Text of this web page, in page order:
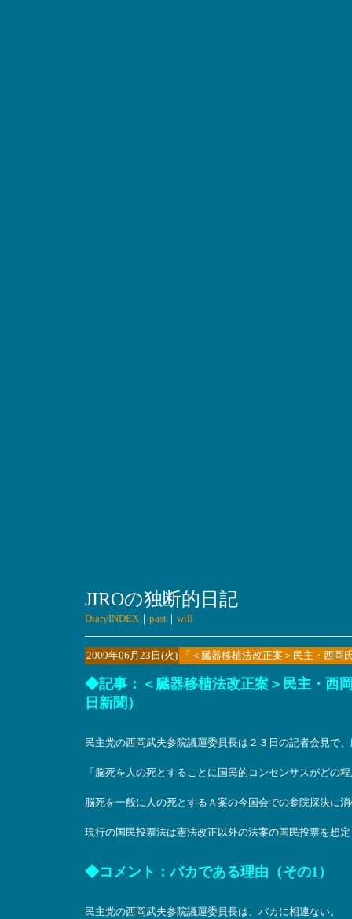
JIROの独断的日記
DiaryINDEX｜ past｜ will
2009年06月23日(火) 「＜臓器移植法改正案＞民主・西
◆記事：＜臓器移植法改正案＞民主・西
日新聞）
民主党の西岡武夫参院議運委員長は２３日の記者会見で
「脳死を人の死とすることに国民的コンセンサスがどの
脳死を一般に人の死とするＡ案の今国会での参院採決に
現行の国民投票法は憲法改正以外の法案の国民投票を想
◆コメント：バカである理由（その1）
民主党の西岡武夫参院議運委員長は、バカに相違ない。